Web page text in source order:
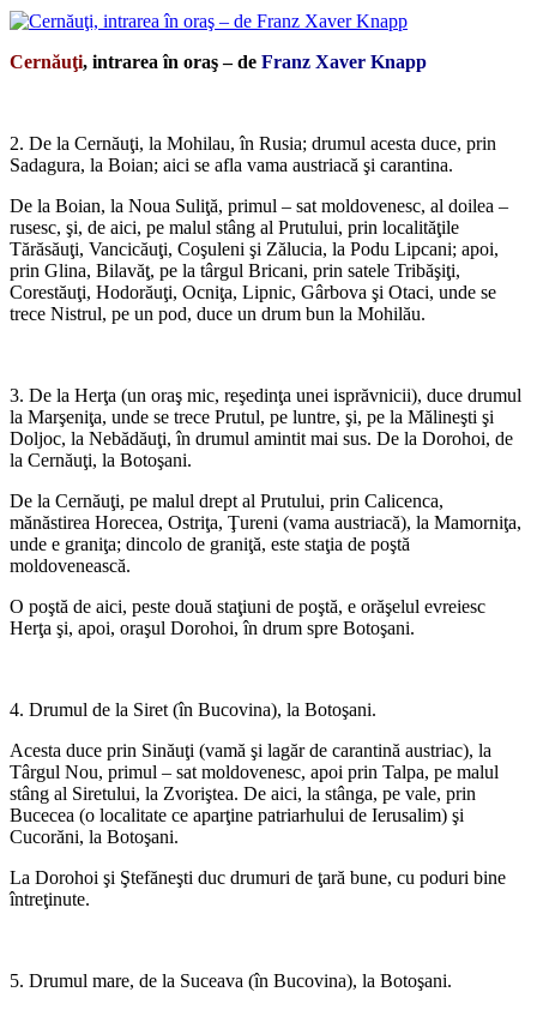
Cernăuţi, intrarea în oraş – de Franz Xaver Knapp
2. De la Cernăuţi, la Mohilau, în Rusia; drumul acesta duce, prin
Sadagura, la Boian; aici se afla vama austriacă şi carantina.
De la Boian, la Noua Suliţă, primul – sat moldovenesc, al doilea –
rusesc, şi, de aici, pe malul stâng al Prutului, prin localităţile
Tărăsăuţi, Vancicăuţi, Coşuleni şi Zălucia, la Podu Lipcani; apoi,
prin Glina, Bilavăţ, pe la târgul Bricani, prin satele Tribăşiţi,
Corestăuţi, Hodorăuţi, Ocniţa, Lipnic, Gârbova şi Otaci, unde se
trece Nistrul, pe un pod, duce un drum bun la Mohilău.
3. De la Herţa (un oraş mic, reşedinţa unei isprăvnicii), duce drumul
la Marşeniţa, unde se trece Prutul, pe luntre, şi, pe la Mălineşti şi
Doljoc, la Nebădăuţi, în drumul amintit mai sus. De la Dorohoi, de
la Cernăuţi, la Botoşani.
De la Cernăuţi, pe malul drept al Prutului, prin Calicenca,
mănăstirea Horecea, Ostriţa, Ţureni (vama austriacă), la Mamorniţa,
unde e graniţa; dincolo de graniţă, este staţia de poştă
moldovenească.
O poştă de aici, peste două staţiuni de poştă, e orăşelul evreiesc
Herţa şi, apoi, oraşul Dorohoi, în drum spre Botoşani.
4. Drumul de la Siret (în Bucovina), la Botoşani.
Acesta duce prin Sinăuţi (vamă şi lagăr de carantină austriac), la
Târgul Nou, primul – sat moldovenesc, apoi prin Talpa, pe malul
stâng al Siretului, la Zvoriştea. De aici, la stânga, pe vale, prin
Bucecea (o localitate ce aparţine patriarhului de Ierusalim) şi
Cucorăni, la Botoşani.
La Dorohoi şi Ştefăneşti duc drumuri de ţară bune, cu poduri bine
întreţinute.
5. Drumul mare, de la Suceava (în Bucovina), la Botoşani.